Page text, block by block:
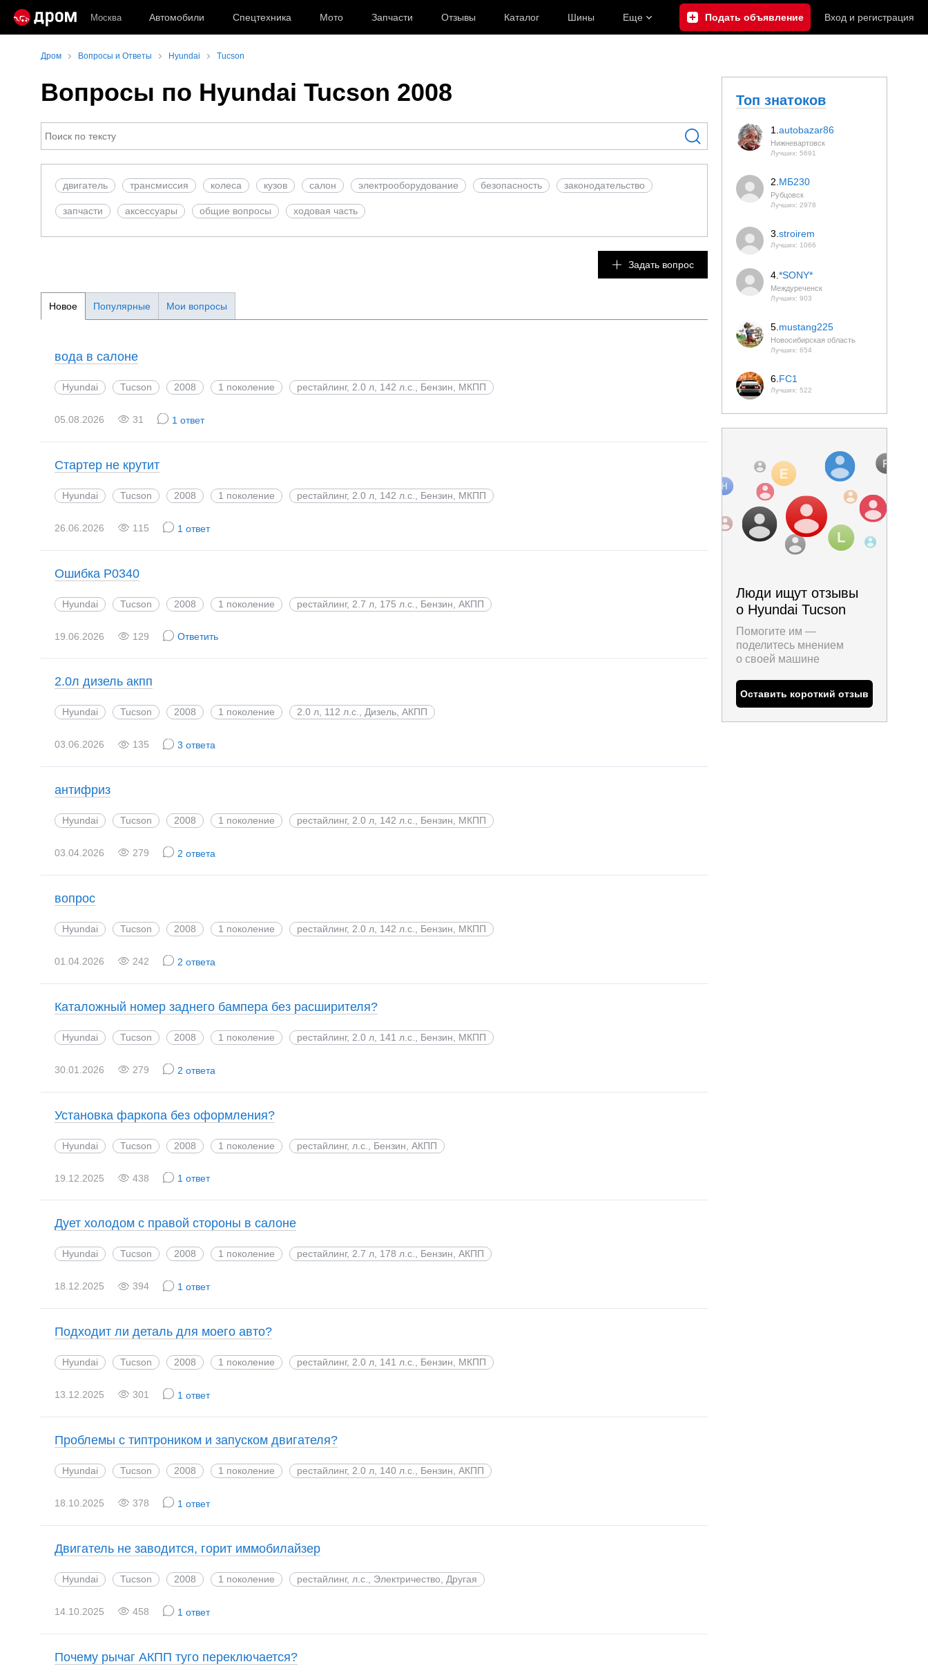
Москва Автомобили Спецтехника Мото Запчасти Отзывы Каталог Шины Еще Подать объявление Вход и регистрация
Дром Вопросы и Ответы Hyundai Tucson
Вопросы по Hyundai Tucson 2008
двигатель трансмиссия колеса кузов салон электрооборудование безопасность законодательство
запчасти аксесcуары общие вопросы ходовая часть
Задать вопрос
Новое Популярные Мои вопросы
вода в салоне
Hyundai Tucson 2008 1 поколение рестайлинг, 2.0 л, 142 л.с., Бензин, МКПП
05.08.2026 31 1 ответ
Стартер не крутит
Hyundai Tucson 2008 1 поколение рестайлинг, 2.0 л, 142 л.с., Бензин, МКПП
26.06.2026 115 1 ответ
Ошибка Р0340
Hyundai Tucson 2008 1 поколение рестайлинг, 2.7 л, 175 л.с., Бензин, АКПП
19.06.2026 129 Ответить
2.0л дизель акпп
Hyundai Tucson 2008 1 поколение 2.0 л, 112 л.с., Дизель, АКПП
03.06.2026 135 3 ответа
антифриз
Hyundai Tucson 2008 1 поколение рестайлинг, 2.0 л, 142 л.с., Бензин, МКПП
03.04.2026 279 2 ответа
вопрос
Hyundai Tucson 2008 1 поколение рестайлинг, 2.0 л, 142 л.с., Бензин, МКПП
01.04.2026 242 2 ответа
Каталожный номер заднего бампера без расширителя?
Hyundai Tucson 2008 1 поколение рестайлинг, 2.0 л, 141 л.с., Бензин, МКПП
30.01.2026 279 2 ответа
Установка фаркопа без оформления?
Hyundai Tucson 2008 1 поколение рестайлинг, л.с., Бензин, АКПП
19.12.2025 438 1 ответ
Дует холодом с правой стороны в салоне
Hyundai Tucson 2008 1 поколение рестайлинг, 2.7 л, 178 л.с., Бензин, АКПП
18.12.2025 394 1 ответ
Подходит ли деталь для моего авто?
Hyundai Tucson 2008 1 поколение рестайлинг, 2.0 л, 141 л.с., Бензин, МКПП
13.12.2025 301 1 ответ
Проблемы с типтроником и запуском двигателя?
Hyundai Tucson 2008 1 поколение рестайлинг, 2.0 л, 140 л.с., Бензин, АКПП
18.10.2025 378 1 ответ
Двигатель не заводится, горит иммобилайзер
Hyundai Tucson 2008 1 поколение рестайлинг, л.с., Электричество, Другая
14.10.2025 458 1 ответ
Почему рычаг АКПП туго переключается?
Топ знатоков
1. autobazar86
Нижневартовск
Лучших: 5691
2. МБ230
Рубцовск
Лучших: 2978
3. stroirem
Лучших: 1066
4. *SONY*
Междуреченск
Лучших: 903
5. mustang225
Новосибирская область
Лучших: 654
6. FC1
Лучших: 522
Люди ищут отзывы
о Hyundai Tucson
Помогите им —
поделитесь мнением
о своей машине
Оставить короткий отзыв